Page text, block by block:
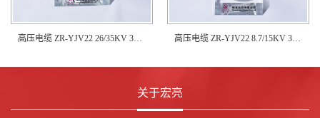
高压电缆 ZR-YJV22 26/35KV 3×95 高压电缆 ZR-YJV22 8.7/15KV 3×50
关于宏亮